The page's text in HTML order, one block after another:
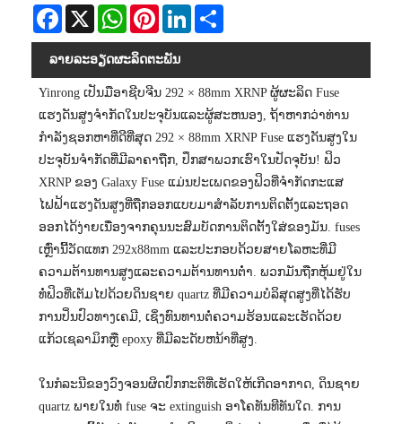
Facebook
X WhatsAppPinterestLinkedIn
ລາຍ​ລະ​ອຽດ​ຜະ​ລິດ​ຕະ​ພັນ
Yinrong ເປັນມືອາຊີບຈີນ 292 × 88mm XRNP ຜູ້ຜະລິດ Fuse
ແຮງດັນສູງຈໍາກັດໃນປະຈຸບັນແລະຜູ້ສະຫນອງ, ຖ້າຫາກວ່າທ່ານ
ກໍາລັງຊອກຫາທີ່ດີທີ່ສຸດ 292 × 88mm XRNP Fuse ແຮງດັນສູງໃນ
ປະຈຸບັນຈໍາກັດທີ່ມີລາຄາຖືກ, ປຶກສາພວກເຮົາໃນປັດຈຸບັນ! ຟິວ
XRNP ຂອງ Galaxy Fuse ແມ່ນປະເພດຂອງຟິວທີ່ຈໍາກັດກະແສ
ໄຟຟ້າແຮງດັນສູງທີ່ຖືກອອກແບບມາສໍາລັບການຕິດຕັ້ງແລະຖອດ
ອອກໄດ້ງ່າຍເນື່ອງຈາກຄຸນນະສົມບັດການຕິດຕັ້ງໃສ່ຂອງມັນ. fuses
ເຫຼົ່ານີ້ວັດແທກ 292x88mm ແລະປະກອບດ້ວຍສາຍໂລຫະທີ່ມີ
ຄວາມຕ້ານທານສູງແລະຄວາມຕ້ານທານຕ່ໍາ. ພວກມັນຖືກຫຸ້ມຢູ່ໃນ
ທໍ່ຟິວທີ່ເຕັມໄປດ້ວຍດິນຊາຍ quartz ທີ່ມີຄວາມບໍລິສຸດສູງທີ່ໄດ້ຮັບ
ການປິ່ນປົວທາງເຄມີ, ເຊິ່ງທົນທານຕໍ່ຄວາມຮ້ອນແລະເຮັດດ້ວຍ
ແກ້ວເຊລາມິກຫຼື epoxy ທີ່ມີລະດັບຫນ້າທີ່ສູງ.
ໃນ​ກໍ​ລະ​ນີ​ຂອງ​ວົງ​ຈອນ​ຜິດ​ປົກ​ກະ​ຕິ​ທີ່​ເຮັດ​ໃຫ້​ເກີດ​ອາ​ກາດ​, ດິນ​ຊາຍ
quartz ພາຍ​ໃນ​ທໍ່ fuse ຈະ extinguish ອາ​ໂຄ​ທັນ​ທີ​ທັນ​ໃດ​. ການ